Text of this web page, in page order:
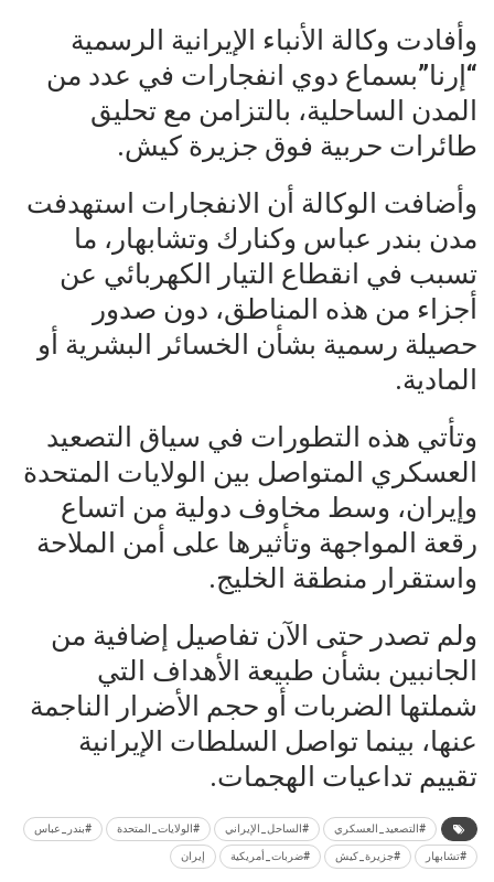
وأفادت وكالة الأنباء الإيرانية الرسمية
“إرنا”بسماع دوي انفجارات في عدد من
المدن الساحلية، بالتزامن مع تحليق
طائرات حربية فوق جزيرة كيش.
وأضافت الوكالة أن الانفجارات استهدفت
مدن بندر عباس وكنارك وتشابهار، ما
تسبب في انقطاع التيار الكهربائي عن
أجزاء من هذه المناطق، دون صدور
حصيلة رسمية بشأن الخسائر البشرية أو
المادية.
وتأتي هذه التطورات في سياق التصعيد
العسكري المتواصل بين الولايات المتحدة
وإيران، وسط مخاوف دولية من اتساع
رقعة المواجهة وتأثيرها على أمن الملاحة
واستقرار منطقة الخليج.
ولم تصدر حتى الآن تفاصيل إضافية من
الجانبين بشأن طبيعة الأهداف التي
شملتها الضربات أو حجم الأضرار الناجمة
عنها، بينما تواصل السلطات الإيرانية
تقييم تداعيات الهجمات.
#التصعيد_العسكري #الساحل_الإيراني #الولايات_المتحدة #بندر_عباس
#تشابهار #جزيرة_كيش #ضربات_أمريكية إيران